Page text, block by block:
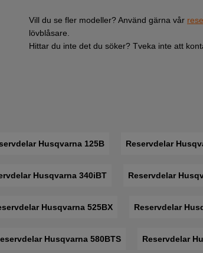
Vill du se fler modeller? Använd gärna vår
lövblåsare.
Hittar du inte det du söker? Tveka inte att
Husqvarna 125B Reservdelar
Husqvarna 340iBT Reservdelar
Husqvarna 525BX Reservdelar
Husqvarna 580BTS Reservdelar